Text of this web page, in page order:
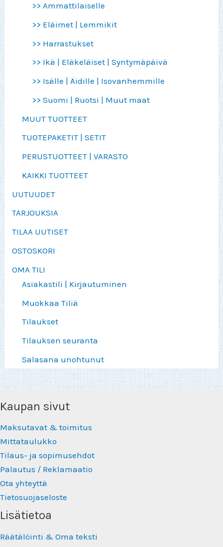
>> Ammattilaiselle
>> Eläimet | Lemmikit
>> Harrastukset
>> Ikä | Eläkeläiset | Syntymäpäivä
>> Isälle | Äidille | Isovanhemmille
>> Suomi | Ruotsi | Muut maat
MUUT TUOTTEET
TUOTEPAKETIT | SETIT
PERUSTUOTTEET | VARASTO
KAIKKI TUOTTEET
UUTUUDET
TARJOUKSIA
TILAA UUTISET
OSTOSKORI
OMA TILI
Asiakastili | Kirjautuminen
Muokkaa Tiliä
Tilaukset
Tilauksen seuranta
Salasana unohtunut
Kaupan sivut
Maksutavat & toimitus
Mittataulukko
Tilaus- ja sopimusehdot
Palautus / Reklamaatio
Ota yhteyttä
Tietosuojaseloste
Lisätietoa
Räätälöinti & Oma teksti